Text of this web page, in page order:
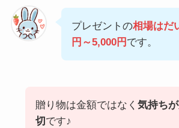
プレゼントの相場はだ
円～5,000円 です。
贈り物は金額ではなく 気持ち
切 です♪